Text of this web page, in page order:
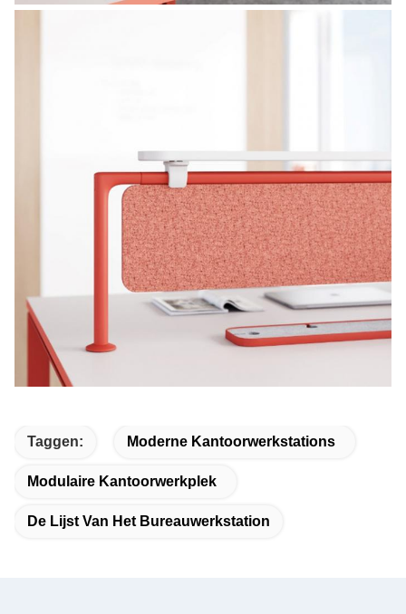
Taggen: Moderne Kantoorwerkstations
Modulaire Kantoorwerkplek
De Lijst Van Het Bureauwerkstation